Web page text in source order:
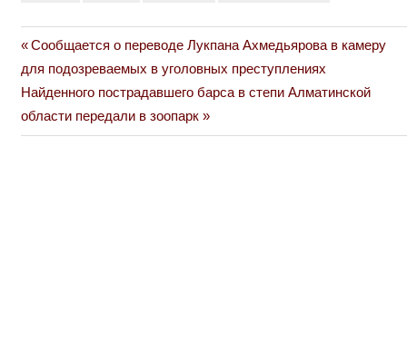
Навигация
по
записям
Previous
Post:
Сообщается о переводе Лукпана Ахмедьярова в камеру
для подозреваемых в уголовных преступлениях
Next
Post:
Найденного пострадавшего барса в степи Алматинской
области передали в зоопарк